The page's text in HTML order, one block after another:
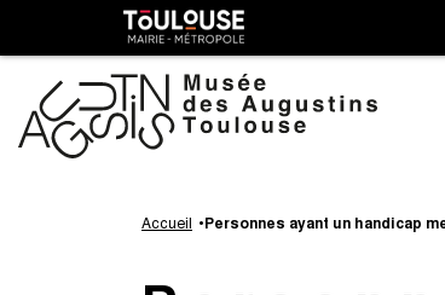
Gestion de vos préférences sur les cookies
au
Toulouse
métropole
Accueil Personnes ayant un handicap